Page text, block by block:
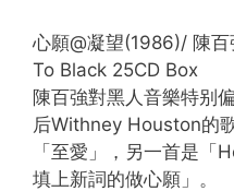
心願@凝望(1986)/ 陳
To Black 25CD Box
陳百強對黑人音樂特别
后Withney Houston的
「至愛」，另一首是
填上新詞的做心願」。